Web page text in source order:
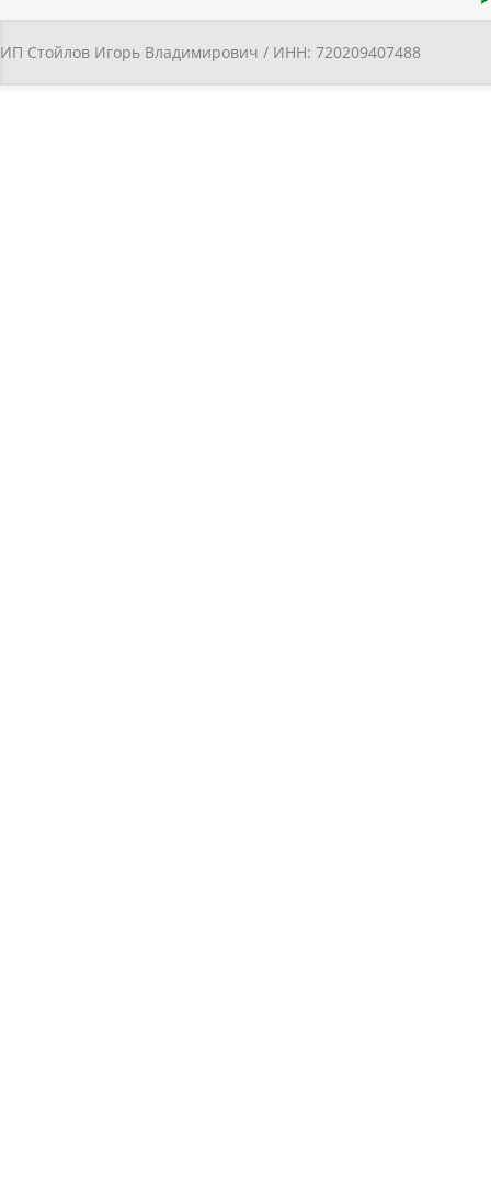
ИП Стойлов Игорь Владимирович / ИНН: 720209407488